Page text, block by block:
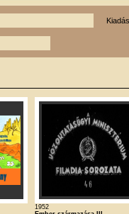
Kiadás
1952